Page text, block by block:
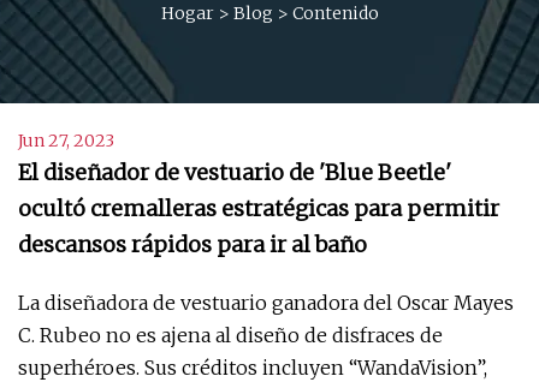
Hogar> Blog > Contenido
Jun 27, 2023
El diseñador de vestuario de 'Blue Beetle'
ocultó cremalleras estratégicas para permitir
descansos rápidos para ir al baño
La diseñadora de vestuario ganadora del Oscar Mayes
C. Rubeo no es ajena al diseño de disfraces de
superhéroes. Sus créditos incluyen “WandaVision”,